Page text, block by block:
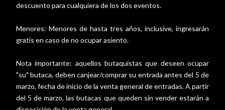
descuento para cualquiera de los dos eventos.
Menores: Menores de hasta tres años, inclusive, ingresarán
gratis en caso de no ocupar asiento.
Nota importante: aquellos butaquistas que deseen ocupar
"su" butaca, deben canjear/comprar su entrada antes del 5 de
marzo, fecha de inicio de la venta general de entradas. A partir
del 5 de marzo, las butacas que queden sin vender estarán a